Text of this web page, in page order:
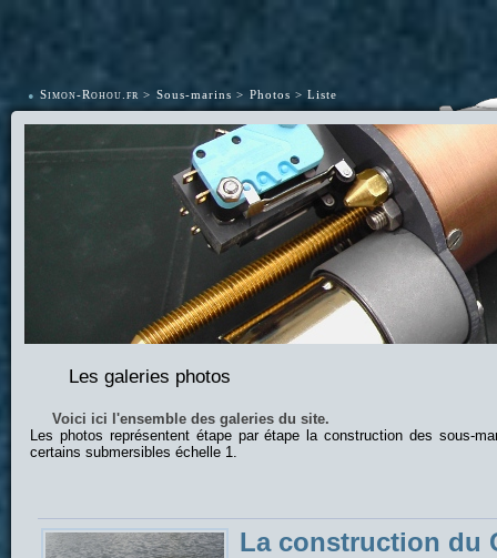
• Simon-Rohou.fr Sous-marins Photos Liste
Les galeries photos
Voici ici l'ensemble des galeries du site.
Les photos représentent étape par étape la construction des sous-
certains submersibles échelle 1.
La construction du